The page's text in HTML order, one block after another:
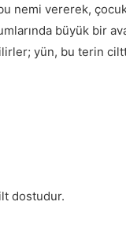
nemi vererek,
büyük bir
yün, bu terin
dostudur.